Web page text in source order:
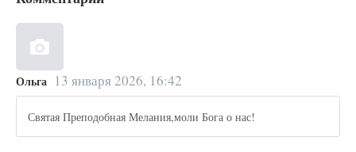
Ольга 13 января 2026, 16:42
Святая Преподобная Мелания,моли Бога о нас!